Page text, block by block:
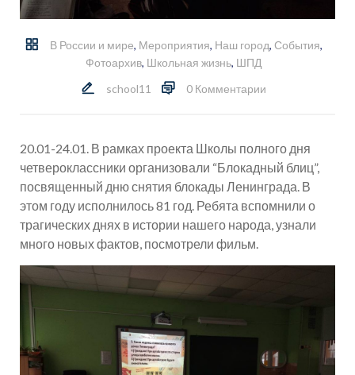
В России и мире, Мероприятия, Наш город, События,
Фотоархив, Школьная жизнь, ШПД
school11
0 Комментарии
20.01-24.01. В рамках проекта Школы полного дня
четвероклассники организовали “Блокадный блиц”,
посвященный дню снятия блокады Ленинграда. В
этом году исполнилось 81 год. Ребята вспомнили о
трагических днях в истории нашего народа, узнали
много новых фактов, посмотрели фильм.